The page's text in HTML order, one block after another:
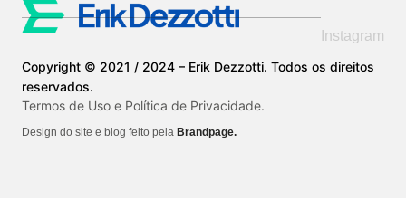
Instagram
Termos de Uso e Política de Privacidade.
Copyright © 2021 / 2024 – Erik Dezzotti. Todos os direitos
reservados.
Design do site e blog feito pela Brandpage.